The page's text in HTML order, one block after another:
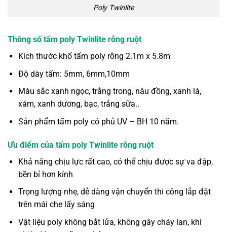
Poly Twinlite
Thông số tấm poly Twinlite rỗng ruột
Kích thước khổ tấm poly rỗng 2.1m x 5.8m
Độ dày tấm: 5mm, 6mm,10mm
Màu sắc xanh ngọc, trắng trong, nâu đồng, xanh lá,
xám, xanh dương, bạc, trắng sữa..
Sản phẩm tấm poly có phủ UV – BH 10 năm.
Ưu điểm của tấm poly Twinlite rỗng ruột
Khả năng chịu lực rất cao, có thể chịu được sự va đập,
bền bỉ hơn kính
Trọng lượng nhẹ, dễ dàng vận chuyển thi công lắp đặt
trên mái che lấy sáng
Vật liệu poly không bắt lửa, không gây cháy lan, khi